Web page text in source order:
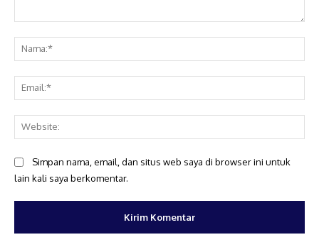
Simpan nama, email, dan situs web saya di browser ini untuk
lain kali saya berkomentar.